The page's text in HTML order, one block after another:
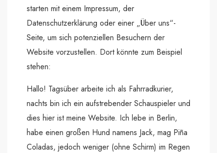
starten mit einem Impressum, der
Datenschutzerklärung oder einer „Über uns“-
Seite, um sich potenziellen Besuchern der
Website vorzustellen. Dort könnte zum Beispiel
stehen:
Hallo! Tagsüber arbeite ich als Fahrradkurier,
nachts bin ich ein aufstrebender Schauspieler und
dies hier ist meine Website. Ich lebe in Berlin,
habe einen großen Hund namens Jack, mag Piña
Coladas, jedoch weniger (ohne Schirm) im Regen